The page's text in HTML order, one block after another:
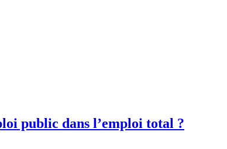
public dans l’emploi total ?